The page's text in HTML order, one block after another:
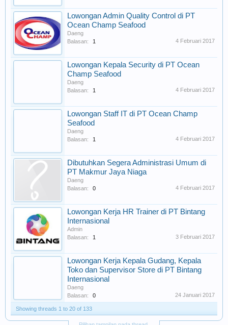
Lowongan Admin Quality Control di PT
Ocean Champ Seafood
Daeng
Balasan:
1 4 Februari 2017
Lowongan Kepala Security di PT Ocean
Champ Seafood
Daeng
Balasan:
1 4 Februari 2017
Lowongan Staff IT di PT Ocean Champ
Seafood
Daeng
Balasan:
1 4 Februari 2017
Dibutuhkan Segera Administrasi Umum di
PT Makmur Jaya Niaga
Daeng
Balasan:
0 4 Februari 2017
Lowongan Kerja HR Trainer di PT Bintang
Internasional
Admin
Balasan:
1 3 Februari 2017
Lowongan Kerja Kepala Gudang, Kepala
Toko dan Supervisor Store di PT Bintang
Internasional
Daeng
Balasan:
0 24 Januari 2017
Showing threads 1 to 20 of 133